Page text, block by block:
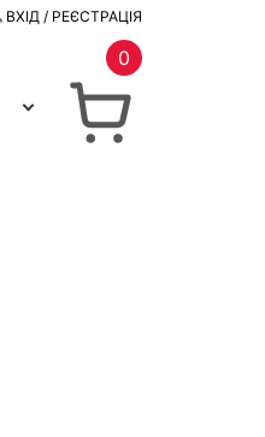
ВХІД / РЕЄСТРАЦІЯ
0